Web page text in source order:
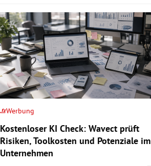
Werbung
Kostenloser KI Check: Wavect prüft
Risiken, Toolkosten und Potenziale im
Unternehmen